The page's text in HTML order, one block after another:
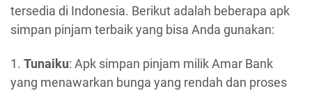
tersedia di Indonesia. Berikut adalah beberapa apk
simpan pinjam terbaik yang bisa Anda gunakan:
1. Tunaiku: Apk simpan pinjam milik Amar Bank
yang menawarkan bunga yang rendah dan proses